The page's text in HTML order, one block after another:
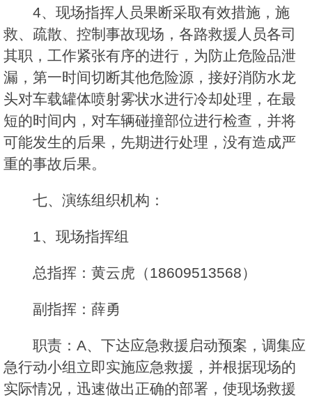
4、现场指挥人员果断采取有效措施，施
救、疏散、控制事故现场，各路救援人员各司
其职，工作紧张有序的进行，为防止危险品泄
漏，第一时间切断其他危险源，接好消防水龙
头对车载罐体喷射雾状水进行冷却处理，在最
短的时间内，对车辆碰撞部位进行检查，并将
可能发生的后果，先期进行处理，没有造成严
重的事故后果。
七、演练组织机构：
1、现场指挥组
总指挥：黄云虎（18609513568）
副指挥：薛勇
职责：A、下达应急救援启动预案，调集应
急行动小组立即实施应急救援，并根据现场的
实际情况，迅速做出正确的部署，使现场救援